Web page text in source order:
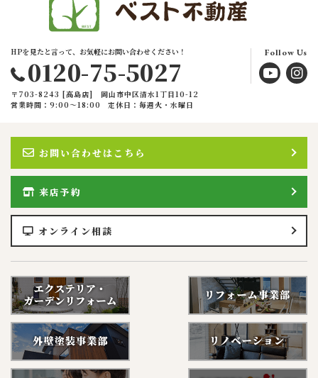
HPを見たと言って、お気軽にお問い合わせください！
0120-75-5027
Follow Us
〒703-8243 [高島店] 岡山市中区清水1丁目10-12
営業時間：9:00〜18:00
定休日：毎週火・水曜日
お問い合わせはこちら
来店予約
オンライン相談